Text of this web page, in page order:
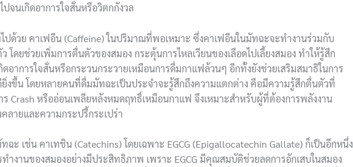
จนเกิดอาการใจสั่นหรือวิตกกังวล
ปด้วย คาเฟอีน (Caffeine) ในปริมาณที่พอเหมาะ ซึ่งคาเฟอีนในมัทฉะจะทำงานร่วมกับ
โดยช่วยเพิ่มการตื่นตัวของสมอง กระตุ้นการไหลเวียนของเลือดไปเลี้ยงสมอง ทำให้รู้สึก
ดอาการใจสั่นหรือกระวนกระวายเหมือนการดื่มกาแฟล้วนๆ อีกทั้งยังช่วยเสริมสมาธิในการ
ยิ่งขึ้น โดยหลายคนที่ดื่มมัทฉะเป็นประจำจะรู้สึกถึงความแตกต่าง คือมีความรู้สึกตื่นตัวที่
ร Crash หรืออ่อนเพลียหลังหมดฤทธิ์เหมือนกาแฟ จึงเหมาะสำหรับผู้ที่ต้องการพลังงาน
ลายและความกระปรี้กระเปร่า
ะ เช่น คาเทชิน (Catechins) โดยเฉพาะ EGCG (Epigallocatechin Gallate) ก็เป็นอีกหนึ่ง
ำงานของสมองอย่างมีประสิทธิภาพ เพราะ EGCG มีคุณสมบัติช่วยลดการอักเสบในสมอง